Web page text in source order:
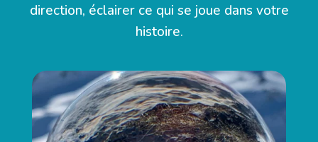
direction, éclairer ce qui se joue dans votre
histoire.